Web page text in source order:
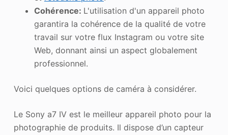
Cohérence: L'utilisation d'un appareil photo
garantira la cohérence de la qualité de votre
travail sur votre flux Instagram ou votre site
Web, donnant ainsi un aspect globalement
professionnel.
Voici quelques options de caméra à considérer.
Le Sony a7 IV est le meilleur appareil photo pour la
photographie de produits. Il dispose d’un capteur